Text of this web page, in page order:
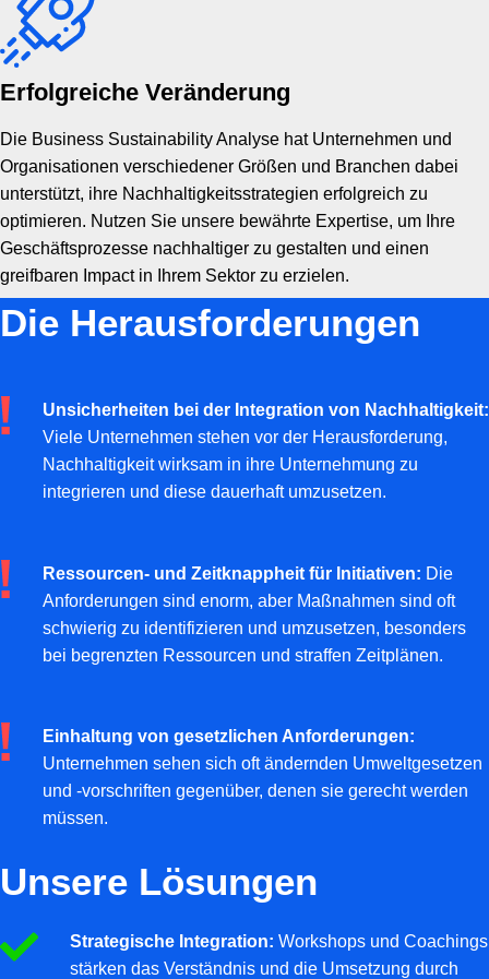
Erfolgreiche Veränderung
Die Business Sustainability Analyse hat Unternehmen und
Organisationen verschiedener Größen und Branchen dabei
unterstützt, ihre Nachhaltigkeitsstrategien erfolgreich zu
optimieren. Nutzen Sie unsere bewährte Expertise, um Ihre
Geschäftsprozesse nachhaltiger zu gestalten und einen
greifbaren Impact in Ihrem Sektor zu erzielen.
Die Herausforderungen
Unsicherheiten bei der Integration von Nachhaltigkeit:
Viele Unternehmen stehen vor der Herausforderung,
Nachhaltigkeit wirksam in ihre Unternehmung zu
integrieren und diese dauerhaft umzusetzen.
Ressourcen- und Zeitknappheit für Initiativen: Die
Anforderungen sind enorm, aber Maßnahmen sind oft
schwierig zu identifizieren und umzusetzen, besonders
bei begrenzten Ressourcen und straffen Zeitplänen.
Einhaltung von gesetzlichen Anforderungen:
Unternehmen sehen sich oft ändernden Umweltgesetzen
und -vorschriften gegenüber, denen sie gerecht werden
müssen.
Unsere Lösungen
Strategische Integration: Workshops und Coachings
stärken das Verständnis und die Umsetzung durch